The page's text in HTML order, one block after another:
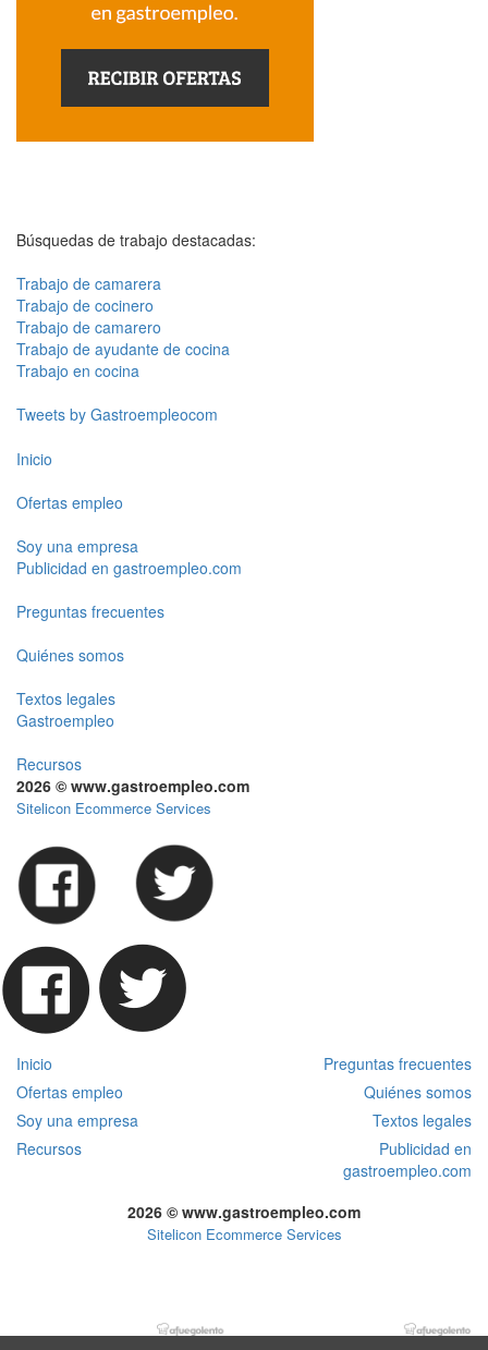
Búsquedas de trabajo destacadas:
Trabajo de camarera
Trabajo de cocinero
Trabajo de camarero
Trabajo de ayudante de cocina
Trabajo en cocina
Tweets by Gastroempleocom
Inicio
Ofertas empleo
Soy una empresa
Publicidad en gastroempleo.com
Preguntas frecuentes
Quiénes somos
Textos legales
Gastroempleo
Recursos
2026 © www.gastroempleo.com
Sitelicon Ecommerce Services
Inicio
Preguntas frecuentes
Ofertas empleo
Quiénes somos
Soy una empresa
Textos legales
Recursos
Publicidad en
gastroempleo.com
2026 © www.gastroempleo.com
Sitelicon Ecommerce Services